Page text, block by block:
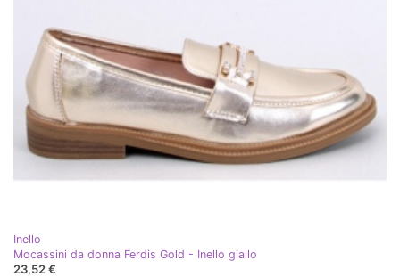
Inello
Mocassini da donna Ferdis Gold - Inello giallo
23,52 €